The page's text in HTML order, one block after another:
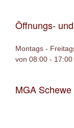
Öffnungs-
Montags -
von 08:00 - 17:00
MGA